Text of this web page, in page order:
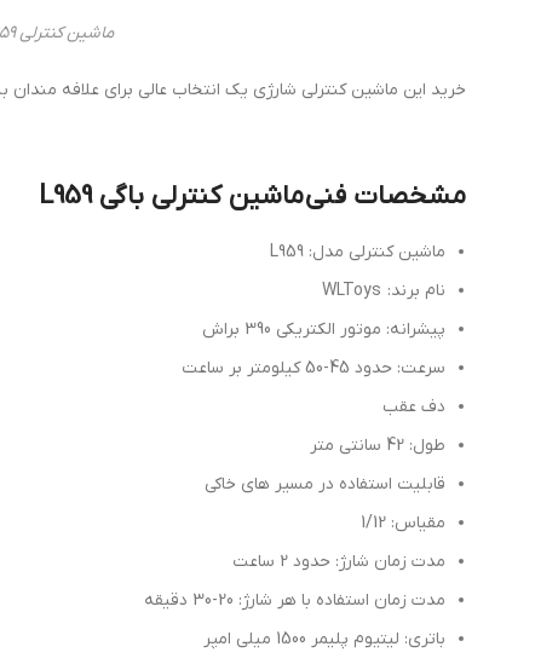
ماشین کنترلی Wltoys L959
خرید این ماشین کنترلی شارژی یک انتخاب عالی برای علافه
مشخصات فنی ماشین کنترلی باگی L959
ماشین کنترلی مدل: L959
نام برند: WLToys
پیشرانه: موتور الکتریکی 390 براش
سرعت: حدود 45-50 کیلومتر بر ساعت
دف عقب
طول: 42 سانتی متر
قابلیت استفاده در مسیر های خاکی
مقیاس: 1/12
مدت زمان شارژ: حدود 2 ساعت
مدت زمان استفاده با هر شارژ: 20-30 دقیقه
باتری: لیتیوم پلیمر 1500 میلی امپر